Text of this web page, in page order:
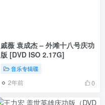
戚薇 袁成杰 – 外滩十八号庆功
版 [DVD ISO 2.17G]
音乐专辑碟
2年前 0